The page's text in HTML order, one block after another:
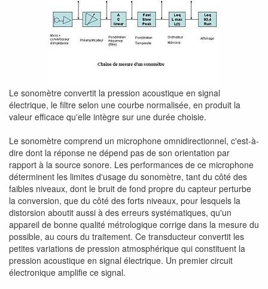
Le sonomètre convertit la pression acoustique en signal
électrique, le filtre selon une courbe normalisée, en produit la
valeur efficace qu'elle intègre sur une durée choisie.
Le sonomètre comprend un microphone omnidirectionnel, c'est-à-
dire dont la réponse ne dépend pas de son orientation par
rapport à la source sonore. Les performances de ce microphone
déterminent les limites d'usage du sonomètre, tant du côté des
faibles niveaux, dont le bruit de fond propre du capteur perturbe
la conversion, que du côté des forts niveaux, pour lesquels la
distorsion aboutit aussi à des erreurs systématiques, qu'un
appareil de bonne qualité métrologique corrige dans la mesure du
possible, au cours du traitement. Ce transducteur convertit les
petites variations de pression atmosphérique qui constituent la
pression acoustique en signal électrique. Un premier circuit
électronique amplifie ce signal.